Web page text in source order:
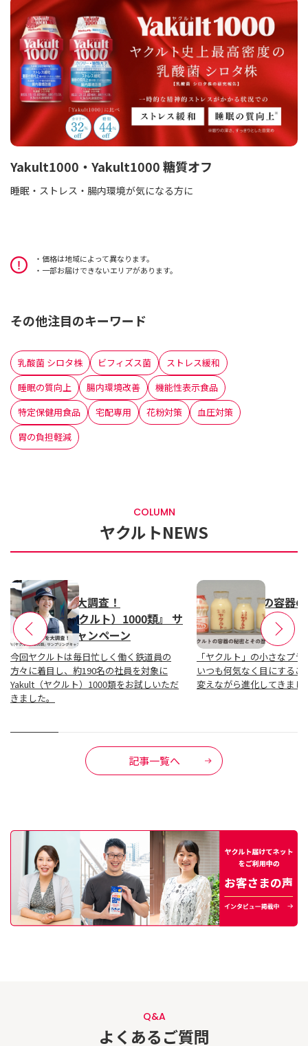
Yakult1000・Yakult1000 糖質オフ
睡眠・ストレス・腸内環境が気になる方に
価格は地域によって異なります。
一部お届けできないエリアがあります。
その他注目のキーワード
乳酸菌 シロタ株 ビフィズス菌
ストレス緩和
睡眠の質向上
腸内環境改善
機能性表示食品
特定保健用食品
宅配専用 花粉対策
血圧対策
胃の負担軽減
COLUMN
ヤクルトNEWS
2026.02.16
リアルな声を大調査！
『Yakult（ヤクルト）1000類』 サ
ンプリングキャンペーン
今回ヤクルトは毎日忙しく働く鉄道員の
方々に着目し、約190名の社員を対象に
Yakult（ヤクルト）1000類をお試しいただ
きました。
2026.01.13
「ヤクルト」の容器
歴史
「ヤクルト」の小さなプ
いつも何気なく目にするこ
変えながら進化してきまし
記事一覧へ
Q&A
よくあるご質問